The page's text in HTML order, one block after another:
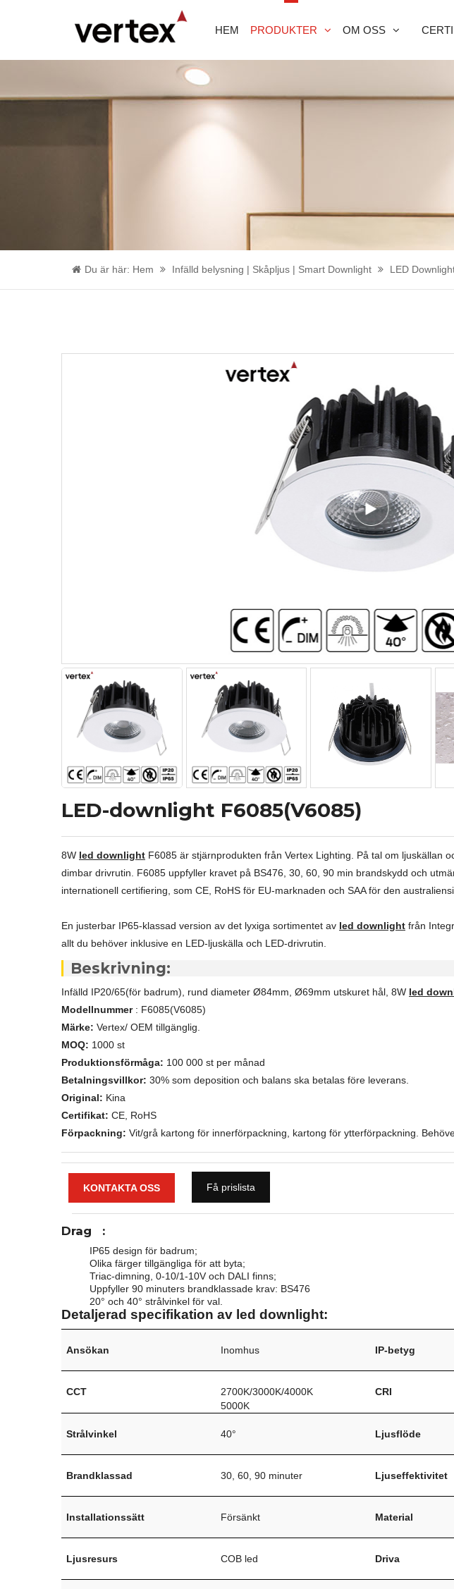
HEM PRODUKTER OM OSS
Du är här: Hem Infälld belysning | Skåpljus | Smart Downlight LED
LED-downlight F6085(V6085)
8W led downlight F6085 är stjärnprodukten från Vertex Lighting. På tal om ljuskällan
dimbar drivrutin. F6085 uppfyller kravet på BS476, 30, 60, 90 min brandskydd och
internationell certifiering, som CE, RoHS för EU-marknaden och SAA för den
En justerbar IP65-klassad version av det lyxiga sortimentet av led downlight från
allt du behöver inklusive en LED-ljuskälla och LED-drivrutin.
Beskrivning:
Infälld IP20/65(för badrum), rund diameter Ø84mm, Ø69mm utskuret hål, 8W led
Modellnummer: F6085(V6085)
Märke: Vertex/ OEM tillgänglig.
MOQ: 1000 st
Produktionsförmåga: 100 000 st per månad
Betalningsvillkor: 30% som deposition och balans ska betalas före leverans.
Original: Kina
Certifikat: CE, RoHS
Förpackning: Vit/grå kartong för innerförpackning, kartong för ytterförpackning.
KONTAKTA OSS Få prislista
Drag :
IP65 design för badrum;
Olika färger tillgängliga för att byta;
Triac-dimning, 0-10/1-10V och DALI finns;
Uppfyller 90 minuters brandklassade krav: BS476
20° och 40° strålvinkel för val.
Detaljerad specifikation av led downlight:
Ansökan Inomhus IP-betyg
CCT
2700K/3000K/4000K
5000K
CRI
Strålvinkel 40° Ljusflöde
Brandklassad 30, 60, 90 minuter Ljuseffektivitet
Installationssätt Försänkt Material
Ljusresurs COB led Driva